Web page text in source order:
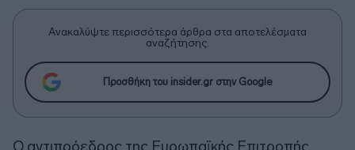
Ανακαλύψτε περισσότερα άρθρα στα αποτελέσματα
αναζήτησης.
Προσθήκη του insider.gr στην Google
Ο αντιπρόεδρος της Ευρωπαϊκής Επιτροπής,